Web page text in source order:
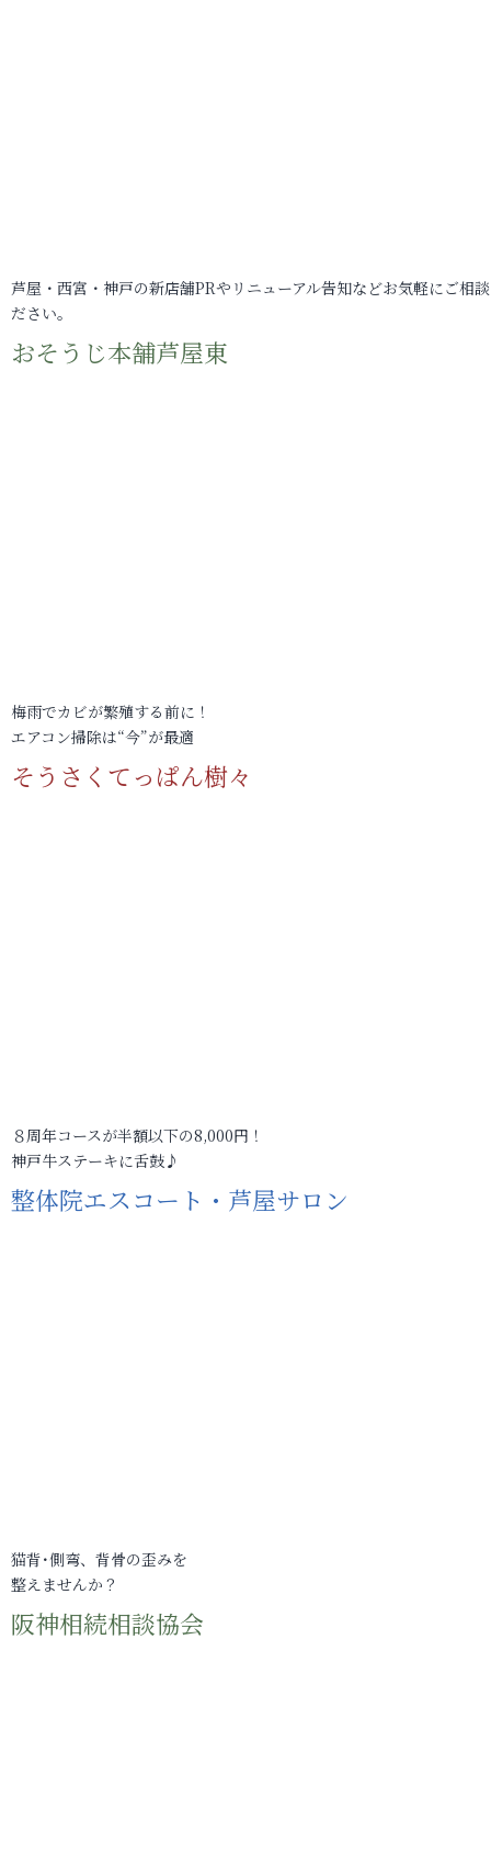
芦屋・西宮・神戸の新店舗PRやリニューアル告知などお気軽にご相
ださい。
おそうじ本舗芦屋東
梅雨でカビが繁殖する前に！
エアコン掃除は“今”が最適
そうさくてっぱん樹々
８周年コースが半額以下の8,000円！
神戸牛ステーキに舌鼓♪
整体院エスコート・芦屋サロン
猫背･側弯、背骨の歪みを
整えませんか？
阪神相続相談協会